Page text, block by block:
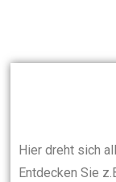
Hier dreht sich
Entdecken Sie